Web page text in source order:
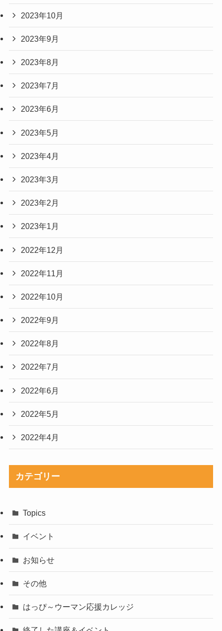
2023年10月
2023年9月
2023年8月
2023年7月
2023年6月
2023年5月
2023年4月
2023年3月
2023年2月
2023年1月
2022年12月
2022年11月
2022年10月
2022年9月
2022年8月
2022年7月
2022年6月
2022年5月
2022年4月
カテゴリー
Topics
イベント
お知らせ
その他
はっぴ～ウーマン応援カレッジ